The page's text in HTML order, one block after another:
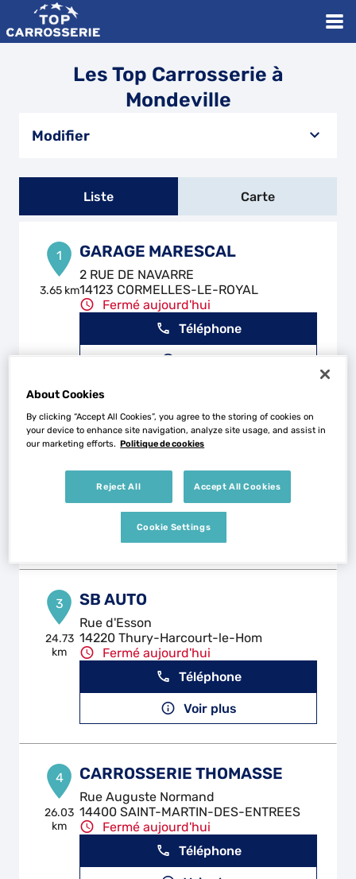
Les Top Carrosserie à
Mondeville
Modifier
Liste Carte
1
3.65 km
GARAGE MARESCAL
2 RUE DE NAVARRE
14123 CORMELLES-LE-ROYAL
Fermé aujourd'hui
Téléphone
Voir plus
2 AUTO SERVICE
Route Départementale 80 Zone Ind
Téléphone
Voir plus
3
24.73
km
SB AUTO
Rue d'Esson
14220 Thury-Harcourt-le-Hom
Fermé aujourd'hui
Téléphone
Voir plus
4
26.03
km
CARROSSERIE THOMASSE
Rue Auguste Normand
14400 SAINT-MARTIN-DES-ENTREES
Fermé aujourd'hui
Téléphone
About Cookies
By clicking “Accept All Cookies”, you agree to the storing of cookies on
your device to enhance site navigation, analyze site usage, and assist in
our marketing efforts. Politique de cookies
Reject All Accept All Cookies
Cookie Settings